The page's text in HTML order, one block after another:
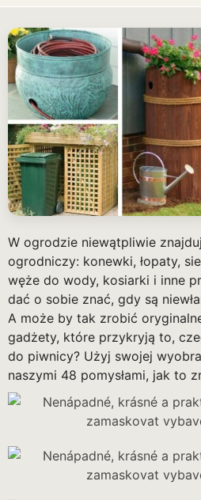
W ogrodzie niewątpliwie
ogrodniczy: konewki, łopaty,
węże do wody, kosiarki i inne
dać o sobie znać, gdy są
A może by tak zrobić
gadżety, które przykryją to,
do piwnicy? Użyj swojej
naszymi 48 pomysłami, jak to